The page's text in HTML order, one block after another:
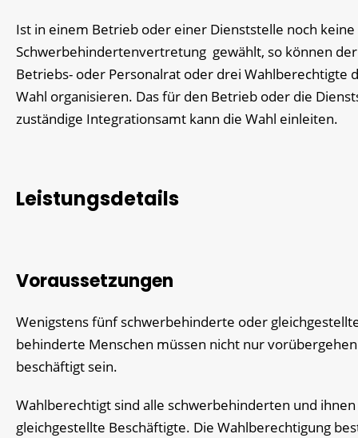
Ist in einem Betrieb oder einer Dienststelle noch keine
Schwerbehindertenvertretung gewählt, so können der
Betriebs- oder Personalrat oder drei Wahlberechtigte
Wahl organisieren. Das für den Betrieb oder die
zuständige Integrationsamt kann die Wahl einleiten.
Leistungsdetails
Voraussetzungen
Wenigstens fünf schwerbehinderte oder
behinderte Menschen müssen nicht nur
beschäftigt sein.
Wahlberechtigt sind alle schwerbehinderten und ihnen
gleichgestellte Beschäftigte. Die Wahlberechtigung